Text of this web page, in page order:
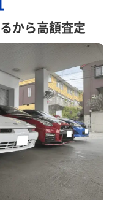
から高額査定